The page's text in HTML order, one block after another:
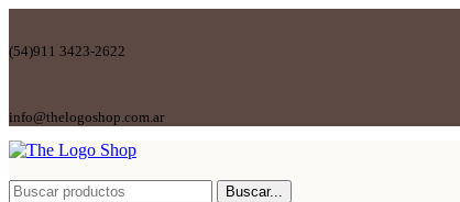
(54)911 3423-2622
info@thelogoshop.com.ar
Buscar...